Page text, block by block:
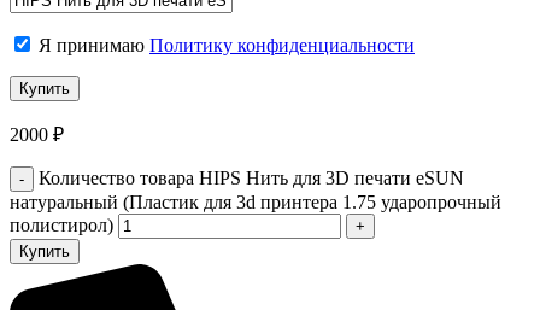
Я принимаю Политику конфиденциальности
2000 ₽
Количество товара HIPS Нить для 3D печати eSUN
натуральный (Пластик для 3d принтера 1.75 ударопрочный
полистирол)
Купить